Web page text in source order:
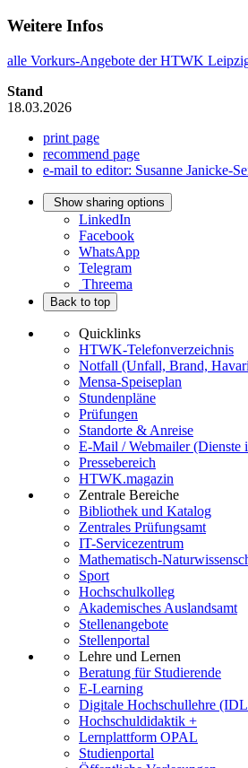
Weitere Infos
alle Vorkurs-Angebote der HTWK
Stand
18.03.2026
print page
recommend page
e-mail to editor: Susanne Janicke-
Show sharing options
LinkedIn
Facebook
WhatsApp
Telegram
Threema
Back to top
Quicklinks
HTWK-Telefonverzeichnis
Notfall (Unfall, Brand,
Mensa-Speiseplan
Stundenpläne
Prüfungen
Standorte & Anreise
E-Mail / Webmailer (Dienste
Pressebereich
HTWK.magazin
Zentrale Bereiche
Bibliothek und Katalog
Zentrales Prüfungsamt
IT-Servicezentrum
Mathematisch-
Sport
Hochschulkolleg
Akademisches Auslandsamt
Stellenangebote
Stellenportal
Lehre und Lernen
Beratung für Studierende
E-Learning
Digitale Hochschullehre
Hochschuldidaktik +
Lernplattform OPAL
Studienportal